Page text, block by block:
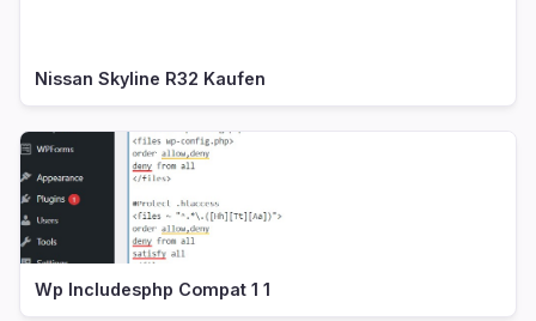
Nissan Skyline R32 Kaufen
Wp Includesphp Compat 1 1